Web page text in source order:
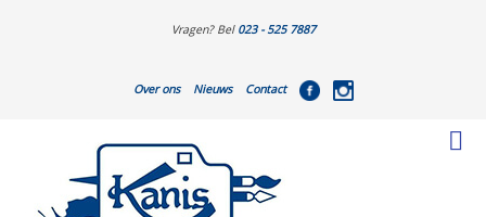
Vragen? Bel 023 - 525 7887
Over ons Nieuws Contact